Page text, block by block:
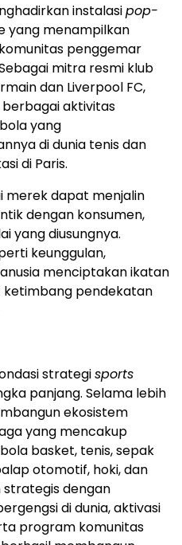
instalasipop-
yang menampilkan
penggemar
mitra resmi klub
dan Liverpool FC,
aktivitas
yang
di dunia tenis dan
di Paris.
merek dapat menjalin
dengan konsumen,
yang diusungnya.
keunggulan,
menciptakan ikatan
ketimbang pendekatan
strategisports
panjang. Selama lebih
ekosistem
yang mencakup
basket, tenis, sepak
otomotif, hoki, dan
strategis dengan
di dunia, aktivasi
program komunitas